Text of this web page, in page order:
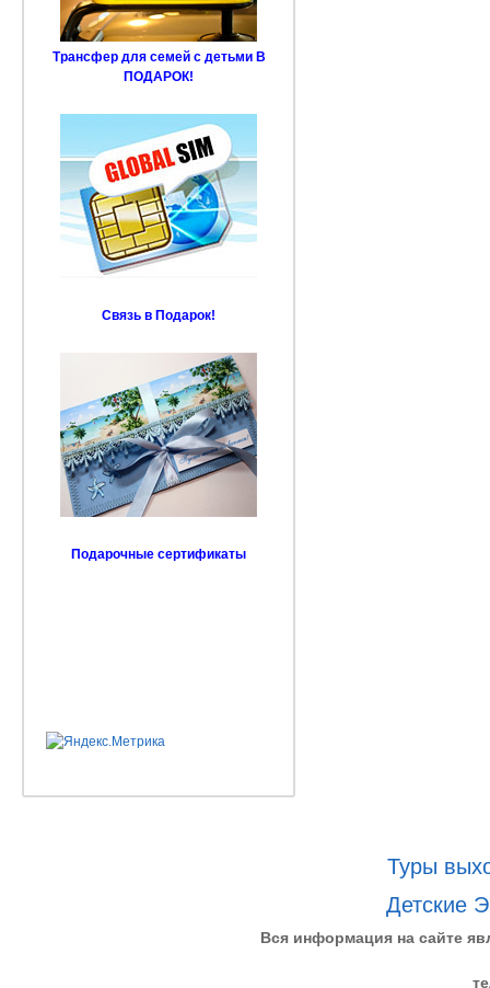
Трансфер для семей с детьми В
ПОДАРОК!
Связь в Подарок!
Подарочные сертификаты
Туры
Детские
Вся информация на сайте